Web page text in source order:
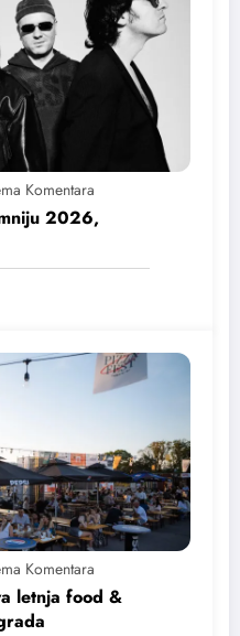
2026,
letnja food &